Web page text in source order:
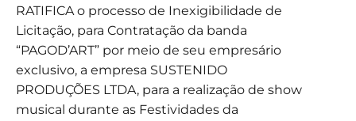
RATIFICA o processo de Inexigibilidade de
Licitação, para Contratação da banda
“PAGOD’ART” por meio de seu empresário
exclusivo, a empresa SUSTENIDO
PRODUÇÕES LTDA, para a realização de show
musical durante as Festividades da